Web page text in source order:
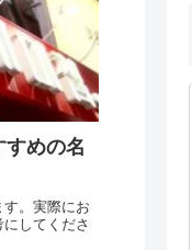
めの名
。実際にお
してくださ